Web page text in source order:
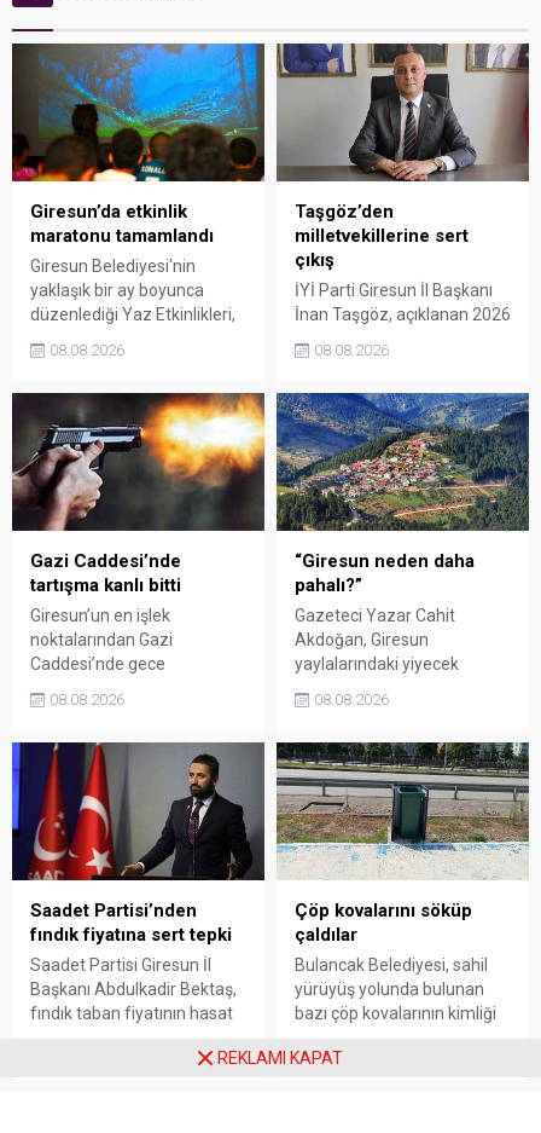
Giresun’da etkinlik
maratonu tamamlandı
Giresun Belediyesi'nin
yaklaşık bir ay boyunca
düzenlediği Yaz Etkinlikleri,
sanat ve eğlenceyle
organizasyonun ardından
Kadın El Emeği Pazarı'nın
süresi de 16 Ağustos'a
kadar uzatıldı.
08.08.2026
Taşgöz’den
milletvekillerine sert
çıkış
İYİ Parti Giresun İl Başkanı
İnan Taşgöz, açıklanan 2026
üzerinden iktidar
eleştirdi. Taşgöz, üreticinin
emeğinin karşılığını
alamadığını savunarak,
Giresun milletvekillerini
sessiz kalmakla suçladı.
08.08.2026
Gazi Caddesi’nde
tartışma kanlı bitti
Giresun’un en işlek
noktalarından Gazi
Caddesi’nde gece
kavgada A.E. ayağından
bölgede kısa süreli panik
yaşanırken polis geniş çaplı
soruşturma başlattı.
08.08.2026
“Giresun neden daha
pahalı?”
Gazeteci Yazar Cahit
Akdoğan, Giresun
yaylalarındaki yiyecek
belirgin biçimde yüksek
Valiliği, Tarım ve Orman İl
Müdürlüğü ile ilgili kurumları
denetime çağırdı. Akdoğan,
yüzde 50’ye ulaşan fiyat
farklarının araştırılması
gerektiğini söyledi.
08.08.2026
Saadet Partisi’nden
fındık fiyatına sert tepki
Saadet Partisi Giresun İl
Başkanı Abdulkadir Bektaş,
fındık taban fiyatının hasat
açıklanmamasına tepki
Çöp kovalarını söküp
çaldılar
Bulancak Belediyesi, sahil
yürüyüş yolunda bulunan
bazı çöp kovalarının kimliği
sökülerek çalındığını açıkladı.
08.08.2026
REKLAMI KAPAT